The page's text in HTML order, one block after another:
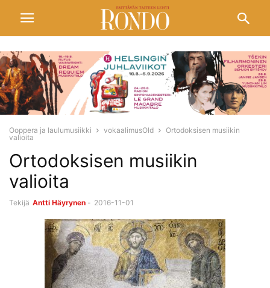
Ooppera ja laulumusiikki vokaalimusOld
Ortodoksisen musiikin
valioita
Ortodoksisen musiikin
valioita
Tekijä Antti Häyrynen - 2016-11-01